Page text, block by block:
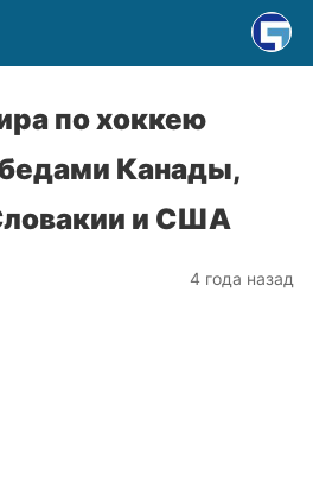
по хоккею
Канады,
и США
4 года назад